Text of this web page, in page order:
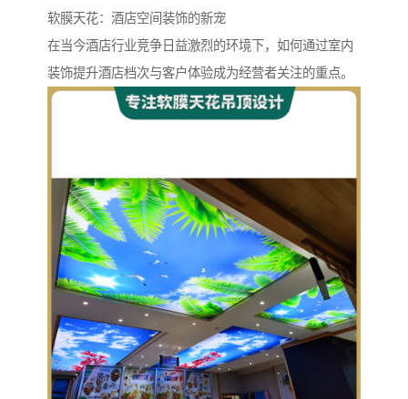
软膜天花：酒店空间装饰的新宠
在当今酒店行业竞争日益激烈的环境下，如何通过室内
装饰提升酒店档次与客户体验成为经营者关注的重点。